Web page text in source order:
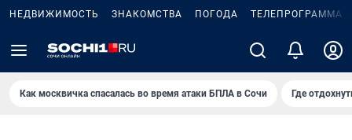
НЕДВИЖИМОСТЬ ЗНАКОМСТВА ПОГОДА ТЕЛЕПРОГРАММА
Как москвичка спасалась во время атаки БПЛА в Сочи Где